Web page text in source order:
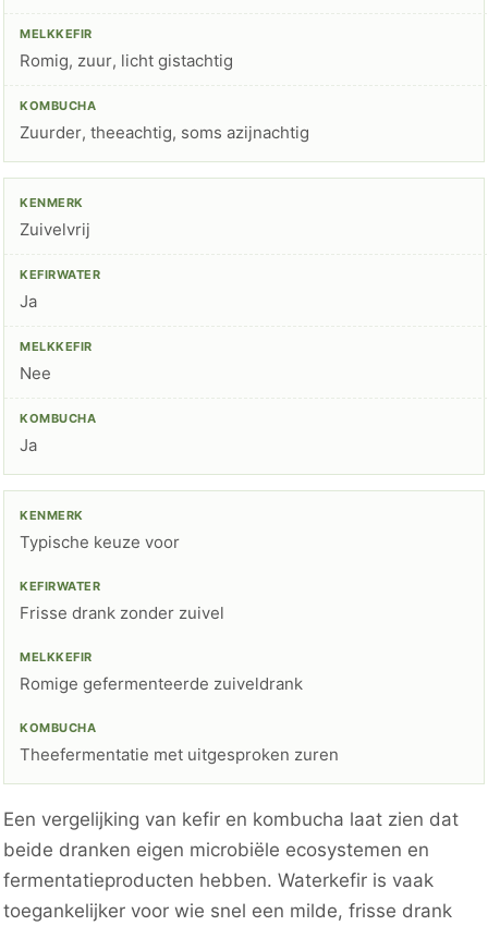
Romig, zuur, licht gistachtig
Zuurder, theeachtig, soms azijnachtig
Zuivelvrij
Ja
Nee
Ja
Typische keuze voor
Frisse drank zonder zuivel
Romige gefermenteerde zuiveldrank
Theefermentatie met uitgesproken zuren
Een vergelijking van kefir en kombucha laat zien dat
beide dranken eigen microbiële ecosystemen en
fermentatieproducten hebben. Waterkefir is vaak
toegankelijker voor wie snel een milde, frisse drank